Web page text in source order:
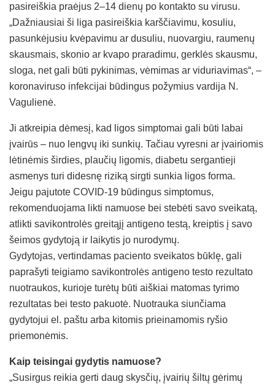
pasireiškia praėjus 2–14 dienų po kontakto su virusu.
„Dažniausiai ši liga pasireiškia karščiavimu, kosuliu,
pasunkėjusiu kvėpavimu ar dusuliu, nuovargiu, raumenų
skausmais, skonio ar kvapo praradimu, gerklės skausmu,
sloga, net gali būti pykinimas, vėmimas ar viduriavimas“, –
koronaviruso infekcijai būdingus požymius vardija N.
Vagulienė.
Ji atkreipia dėmesį, kad ligos simptomai gali būti labai
įvairūs – nuo lengvų iki sunkių. Tačiau vyresni ar įvairiomis
lėtinėmis širdies, plaučių ligomis, diabetu sergantieji
asmenys turi didesnę riziką sirgti sunkia ligos forma.
Jeigu pajutote COVID-19 būdingus simptomus,
rekomenduojama likti namuose bei stebėti savo sveikatą,
atlikti savikontrolės greitąjį antigeno testą, kreiptis į savo
šeimos gydytoją ir laikytis jo nurodymų.
Gydytojas, vertindamas paciento sveikatos būklę, gali
paprašyti teigiamo savikontrolės antigeno testo rezultato
nuotraukos, kurioje turėtų būti aiškiai matomas tyrimo
rezultatas bei testo pakuotė. Nuotrauka siunčiama
gydytojui el. paštu arba kitomis prieinamomis ryšio
priemonėmis.
Kaip teisingai gydytis namuose?
„Susirgus reikia gerti daug skysčių, įvairių šiltų gėrimų